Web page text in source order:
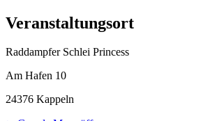
Veranstaltungsort
Raddampfer Schlei Princess
Am Hafen 10
24376 Kappeln